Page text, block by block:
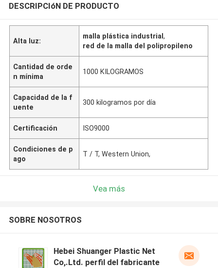
DESCRIPCIóN DE PRODUCTO
Alta luz:
malla plástica industrial,
red de la malla del polipropileno
Cantidad de orde
n mínima
1000 KILOGRAMOS
Capacidad de la f
uente
300 kilogramos por día
Certificación ISO9000
Condiciones de p
ago
T / T, Western Union,
Vea más
SOBRE NOSOTROS
Hebei Shuanger Plastic Net
Co,.Ltd. perfil del fabricante